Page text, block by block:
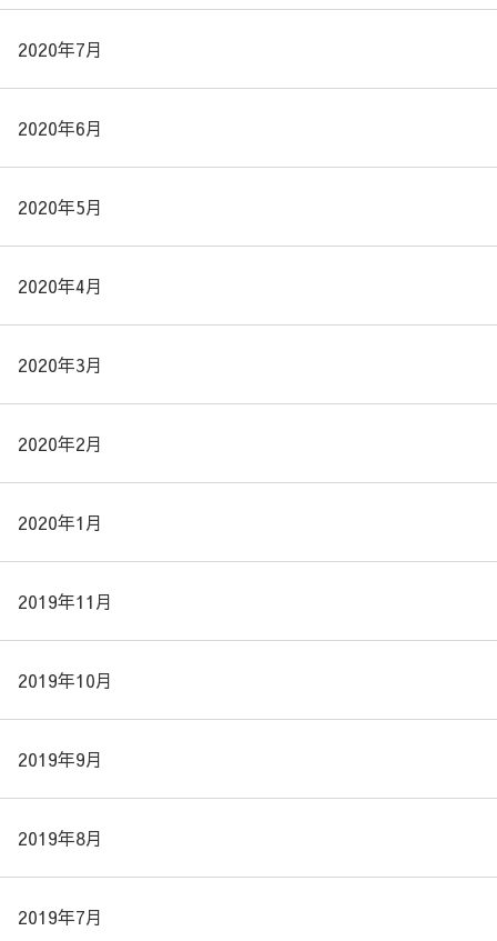
2020年7月
2020年6月
2020年5月
2020年4月
2020年3月
2020年2月
2020年1月
2019年11月
2019年10月
2019年9月
2019年8月
2019年7月